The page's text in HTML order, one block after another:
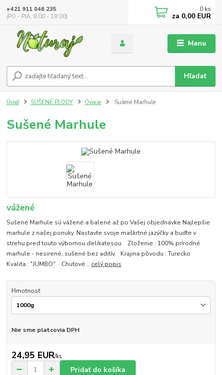
Menu
Hľadať
+421 911 046 235
(PO - PIA, 8:00 - 18:00)
0 ks
za 0,00 EUR
Úvod SUŠENÉ PLODY Ovocie Sušené Marhule
Sušené Marhule
vážené
Sušené Marhule sú vážené a balené až po Vašej objednávke Najlepšie
marhule z našej ponuky. Nastavte svoje maškrtné jazýčky a buďte v
strehu pred touto výbornou delikatesou. Zloženie : 100% prírodné
marhule - nesirené, sušené bez aditív. Krajina pôvodu : Turecko
Kvalita : "JUMBO" Chuťové... celý popis
Hmotnosť
Nie sme platcovia DPH
24,95 EUR/ks
Pridať do košíka